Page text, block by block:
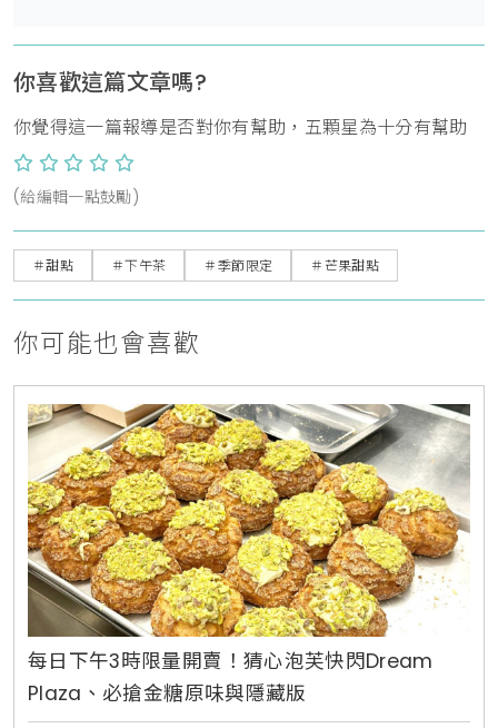
你喜歡這篇文章嗎?
你覺得這一篇報導是否對你有幫助，五顆星為十分有幫助
(給編輯一點鼓勵)
＃甜點 ＃下午茶 ＃季節限定 ＃芒果甜點
你可能也會喜歡
每日下午3時限量開賣！猜心泡芙快閃Dream
Plaza、必搶金糖原味與隱藏版